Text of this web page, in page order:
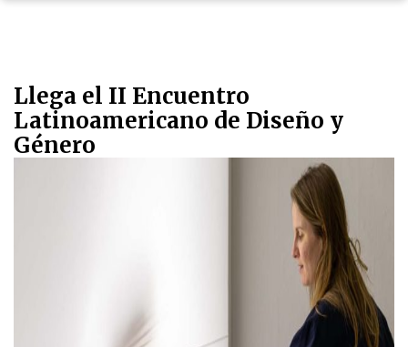
Llega el II Encuentro
Latinoamericano de Diseño y
Género